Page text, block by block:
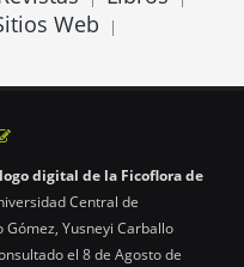
Web |
digital de la Ficoflora de
Central de
Gómez, Yusneyi Carballo
el 8 de Agosto de